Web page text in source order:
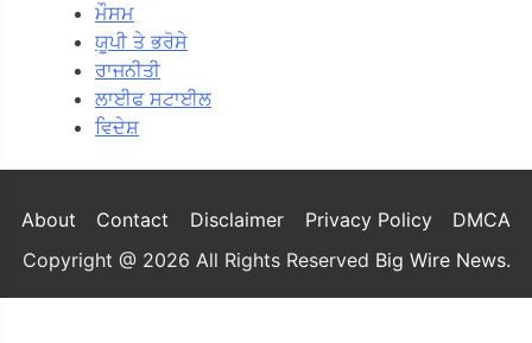
ਮੌਸਮ
ਯੂਪੀ ਤੇ ਭਰੋਸੇ
ਰਾਜਨੀਤੀ
ਲਾਈਫ ਸਟਾਈਲ
ਵਿਦੇਸ਼
About Contact Disclaimer Privacy Policy
DMCA
Copyright @ 2026 All Rights Reserved Big Wire News.